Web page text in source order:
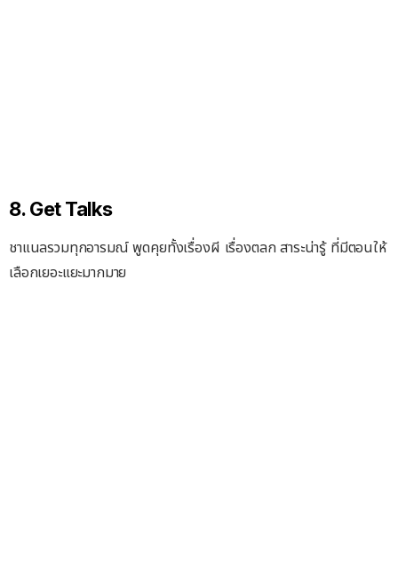
8. Get Talks
ชาแนลรวมทุกอารมณ์ พูดคุยทั้งเรื่องผี เรื่องตลก สาระน่ารู้ ที่มีตอนให้
เลือกเยอะแยะมากมาย